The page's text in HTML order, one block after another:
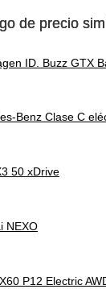
de precio
ID. Buzz GTX
Benz Clase C
50 xDrive
NEXO
P12 Electric